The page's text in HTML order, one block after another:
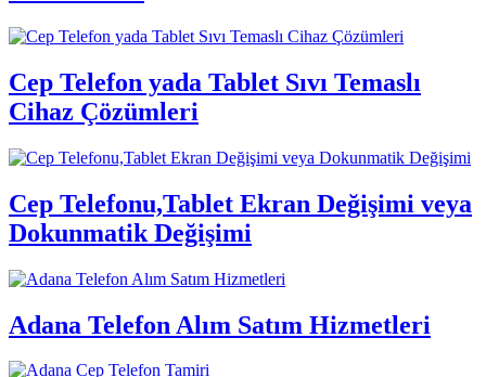
Cep Telefon yada Tablet Sıvı Temaslı
Cihaz Çözümleri
Cep Telefonu,Tablet Ekran Değişimi veya
Dokunmatik Değişimi
Adana Telefon Alım Satım Hizmetleri